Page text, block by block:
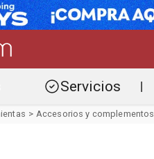
Servicios
Accesorios y complementos